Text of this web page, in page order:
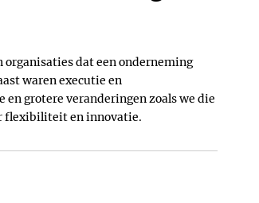
dat een onderneming
waren executie en
grotere veranderingen zoals we die
flexibiliteit en innovatie.